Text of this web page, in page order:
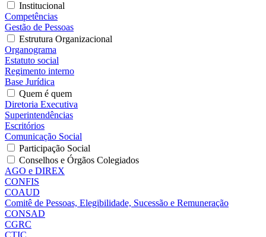
Institucional
Competências
Gestão de Pessoas
Estrutura Organizacional
Organograma
Estatuto social
Regimento interno
Base Jurídica
Quem é quem
Diretoria Executiva
Superintendências
Escritórios
Comunicação Social
Participação Social
Conselhos e Órgãos Colegiados
AGO e DIREX
CONFIS
COAUD
Comitê de Pessoas, Elegibilidade, Sucessão e Remuneração
CONSAD
CGRC
CTIC